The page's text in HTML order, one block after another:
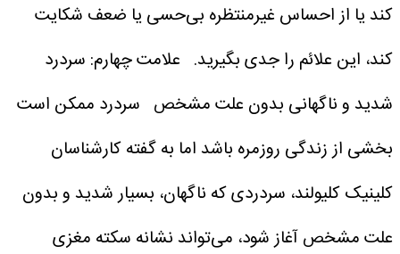
کند یا از احساس غیرمنتظره بی‌حسی یا ضعف شکایت
کند، این علائم را جدی بگیرید. علامت چهارم: سردرد
شدید و ناگهانی بدون علت مشخص سردرد ممکن است
بخشی از زندگی روزمره باشد اما به گفته کارشناسان
کلینیک کلیولند، سردردی که ناگهان، بسیار شدید و بدون
علت مشخص آغاز شود، می‌تواند نشانه سکته مغزی